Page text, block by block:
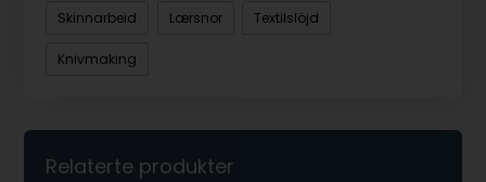
Skinnarbeid Lærsnor Textilslöjd
Knivmaking
Relaterte produkter